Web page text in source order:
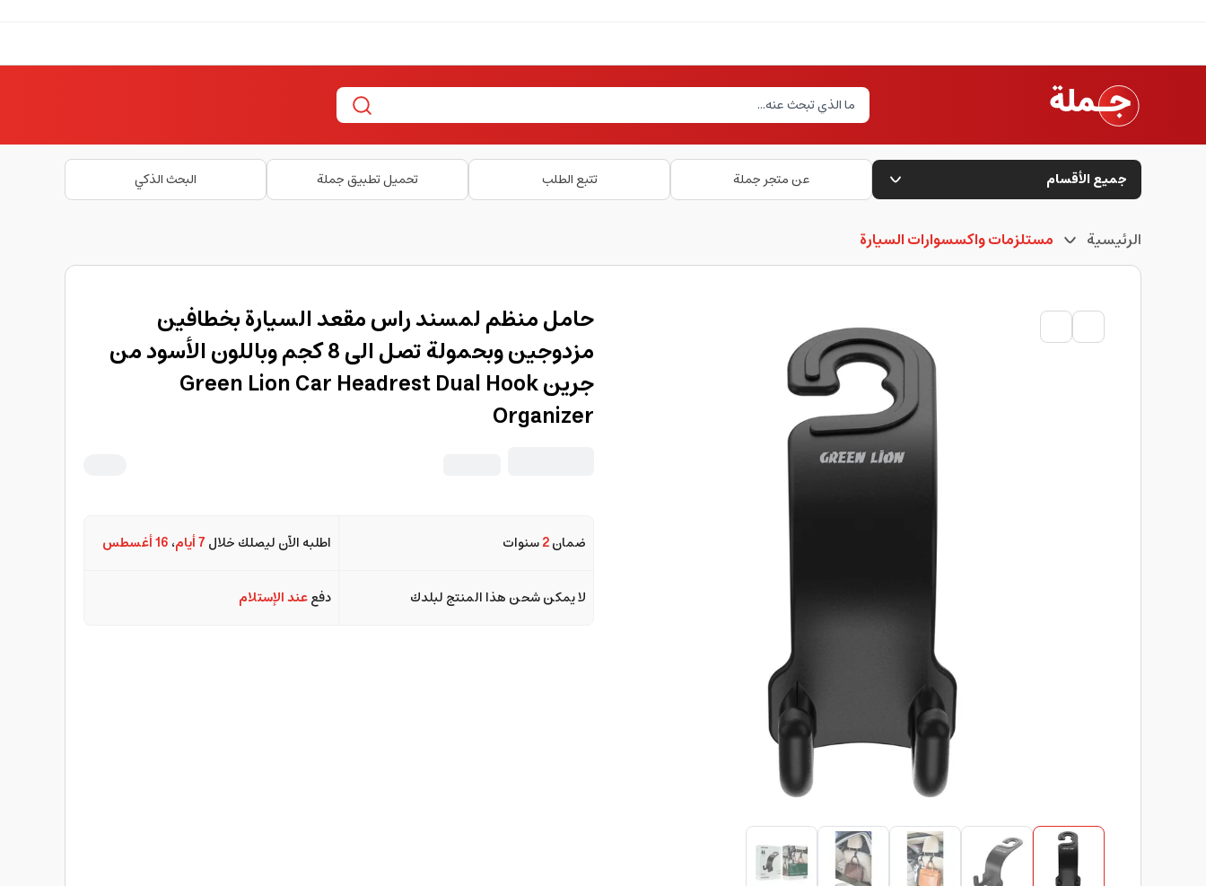
جميع الأقسام عن متجر جملة تتبع الطلب تحميل تطبيق جملة البحث الذكي
الرئيسية مستلزمات واكسسوارات السيارة
حامل منظم لمسند راس مقعد السيارة بخطافين
مزدوجين وبحمولة تصل الى 8 كجم وباللون الأسود من
جرين Green Lion Car Headrest Dual Hook
Organizer
ضمان2سنوات اطلبه الآن ليصلك خلال 7 أيام ، 16 أغسطس
لا يمكن شحن هذا المنتج لبلدك دفععند الإستلام